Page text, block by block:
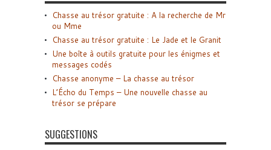
Chasse au trésor gratuite : A la recherche de Mr
ou Mme
Chasse au trésor gratuite : Le Jade et le Granit
Une boîte à outils gratuite pour les énigmes et
messages codés
Chasse anonyme – La chasse au trésor
L’Écho du Temps – Une nouvelle chasse au
trésor se prépare
SUGGESTIONS